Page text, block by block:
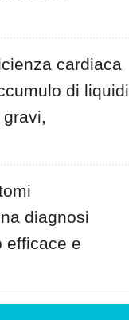
cardiaca
di liquidi
diagnosi
efficace e